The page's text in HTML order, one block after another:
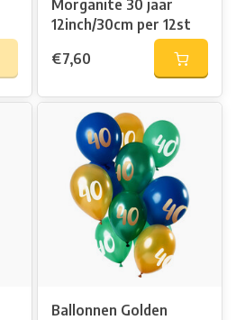
Morganite 30 jaar
12inch/30cm per 12st
€7,60
Ballonnen Golden